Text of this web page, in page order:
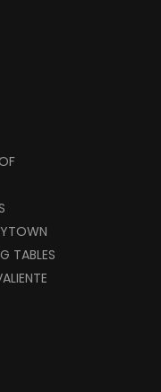
TABLES